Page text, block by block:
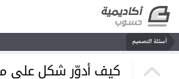
أسئلة التصميم